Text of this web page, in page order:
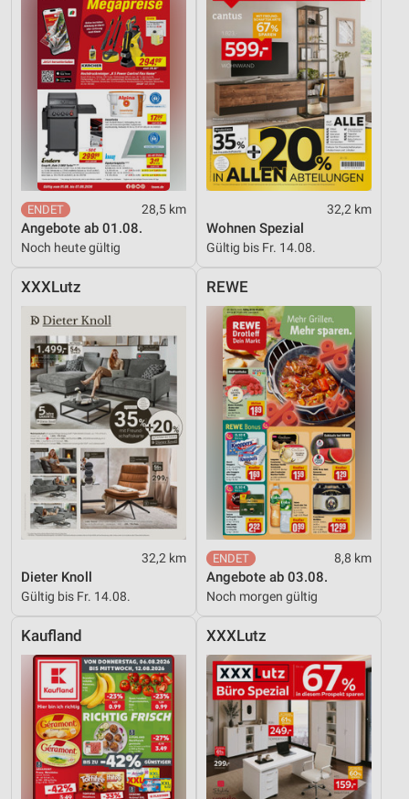
28,5 km
Angebote ab 01.08.
Noch heute gültig
32,2 km
Wohnen Spezial
Gültig bis Fr. 14.08.
XXXLutz
32,2 km
Dieter Knoll
Gültig bis Fr. 14.08.
REWE
8,8 km
Angebote ab 03.08.
Noch morgen gültig
Kaufland XXXLutz